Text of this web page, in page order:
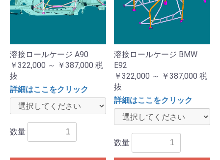
溶接ロールケージ A90
￥322,000 ～ ￥387,000 税
抜
詳細はここをクリック
数量
溶接ロールケージ BMW
E92
￥322,000 ～ ￥387,000 税
抜
詳細はここをクリック
数量